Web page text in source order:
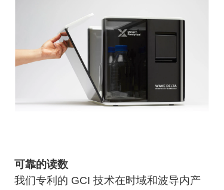
可靠的读数
我们专利的 GCI 技术在时域和波导内产